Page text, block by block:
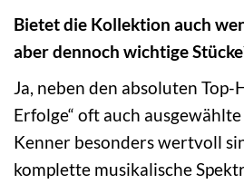
Bietet die Kollektion auch
aber dennoch wichtige
Ja, neben den absoluten
Erfolge“ oft auch
Kenner besonders wertvoll
komplette musikalische